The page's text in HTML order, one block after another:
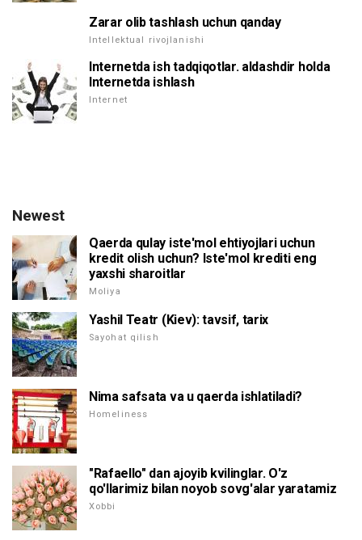
Zarar olib tashlash uchun qanday
Intellektual rivojlanishi
Internetda ish tadqiqotlar. aldashdir holda
Internetda ishlash
Internet
Newest
Qaerda qulay iste'mol ehtiyojlari uchun
kredit olish uchun? Iste'mol krediti eng
yaxshi sharoitlar
Moliya
Yashil Teatr (Kiev): tavsif, tarix
Sayohat qilish
Nima safsata va u qaerda ishlatiladi?
Homeliness
"Rafaello" dan ajoyib kvilinglar. O'z
qo'llarimiz bilan noyob sovg'alar yaratamiz
Xobbi